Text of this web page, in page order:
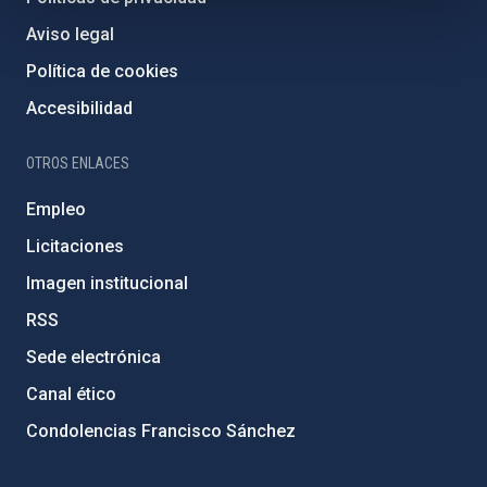
Aviso legal
Política de cookies
Accesibilidad
OTROS ENLACES
Empleo
Licitaciones
Imagen institucional
RSS
Sede electrónica
Canal ético
Condolencias Francisco Sánchez